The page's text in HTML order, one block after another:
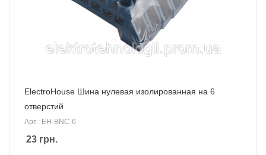
ElectroHouse Шина нулевая изолированная на 6
отверстий
Арт.: EH-BNC-6
23 грн.